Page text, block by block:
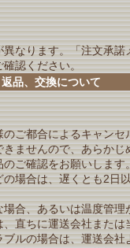
なります。「注文承諾
確認ください。
返品、交換について
ご都合によるキャンセ
ませんので、あらかじ
ご確認をお願いします
場合は、遅くとも2日
合、あるいは温度管理
直ちに運送会社または
ルの場合は、運送会社